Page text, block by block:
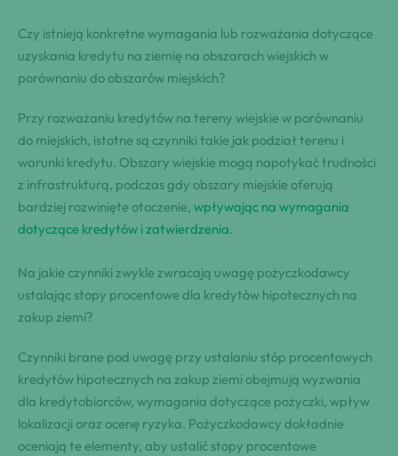
Czy istnieją konkretne wymagania lub rozważania dotyczące
uzyskania kredytu na ziemię na obszarach wiejskich w
porównaniu do obszarów miejskich?
Przy rozważaniu kredytów na tereny wiejskie w porównaniu
do miejskich, istotne są czynniki takie jak podział terenu i
warunki kredytu. Obszary wiejskie mogą napotykać trudności
z infrastrukturą, podczas gdy obszary miejskie oferują
bardziej rozwinięte otoczenie, wpływając na wymagania
dotyczące kredytów i zatwierdzenia.
Na jakie czynniki zwykle zwracają uwagę pożyczkodawcy
ustalając stopy procentowe dla kredytów hipotecznych na
zakup ziemi?
Czynniki brane pod uwagę przy ustalaniu stóp procentowych
kredytów hipotecznych na zakup ziemi obejmują wyzwania
dla kredytobiorców, wymagania dotyczące pożyczki, wpływ
lokalizacji oraz ocenę ryzyka. Pożyczkodawcy dokładnie
oceniają te elementy, aby ustalić stopy procentowe